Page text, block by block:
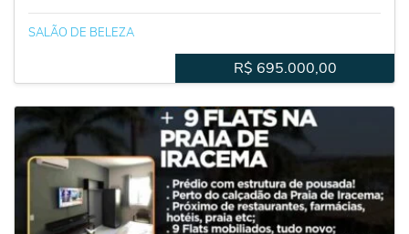
SALÃO DE BELEZA
R$ 695.000,00